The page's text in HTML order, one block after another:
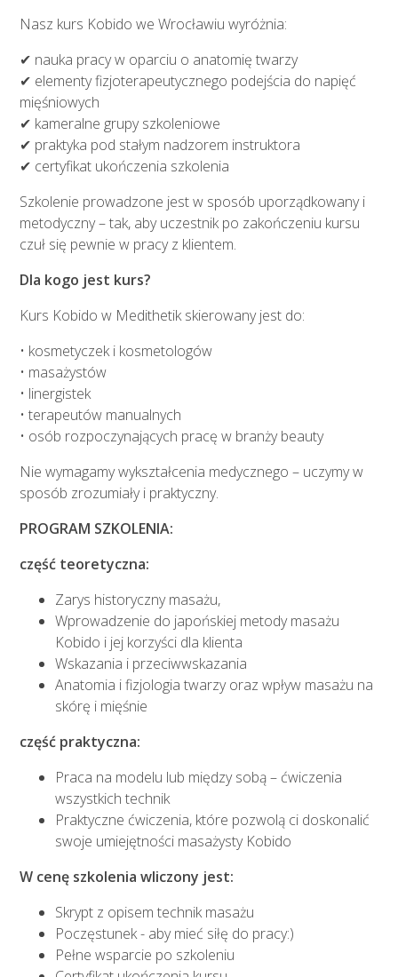
Nasz kurs Kobido we Wrocławiu wyróżnia:
✔ nauka pracy w oparciu o anatomię twarzy
✔ elementy fizjoterapeutycznego podejścia do napięć
mięśniowych
✔ kameralne grupy szkoleniowe
✔ praktyka pod stałym nadzorem instruktora
✔ certyfikat ukończenia szkolenia
Szkolenie prowadzone jest w sposób uporządkowany i
metodyczny – tak, aby uczestnik po zakończeniu kursu
czuł się pewnie w pracy z klientem.
Dla kogo jest kurs?
Kurs Kobido w Medithetik skierowany jest do:
• kosmetyczek i kosmetologów
• masażystów
• linergistek
• terapeutów manualnych
• osób rozpoczynających pracę w branży beauty
Nie wymagamy wykształcenia medycznego – uczymy w
sposób zrozumiały i praktyczny.
PROGRAM SZKOLENIA:
część teoretyczna:
Zarys historyczny masażu,
Wprowadzenie do japońskiej metody masażu
Kobido i jej korzyści dla klienta
Wskazania i przeciwwskazania
Anatomia i fizjologia twarzy oraz wpływ masażu na
skórę i mięśnie
część praktyczna:
Praca na modelu lub między sobą – ćwiczenia
wszystkich technik
Praktyczne ćwiczenia, które pozwolą ci doskonalić
swoje umiejętności masażysty Kobido
W cenę szkolenia wliczony jest:
Skrypt z opisem technik masażu
Poczęstunek - aby mieć siłę do pracy:)
Pełne wsparcie po szkoleniu